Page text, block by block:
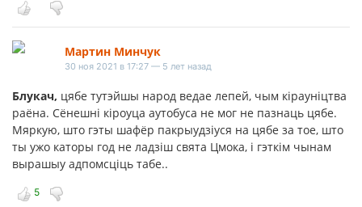
Мартин Минчук
30 ноя 2021 в 17:27 — 5 лет назад
Блукач, цябе тутэйшы народ ведае лепей, чым кiраунiцтва
раёна. Сёнешнi кiроуца аутобуса не мог не пазнаць цябе.
Мяркую, што гэты шафёр пакрыудзiуся на цябе за тое, што
ты ужо каторы год не ладзiш свята Цмока, i гэткiм чынам
вырашыу адпомсцiць табе..
5